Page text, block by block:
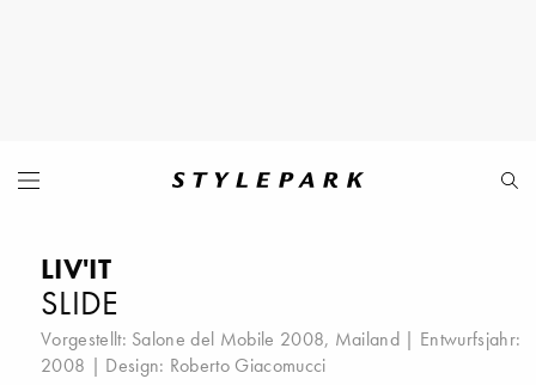
LIV'IT
SLIDE
Vorgestellt: Salone del Mobile 2008, Mailand | Entwurfsjahr:
2008 | Design: Roberto Giacomucci